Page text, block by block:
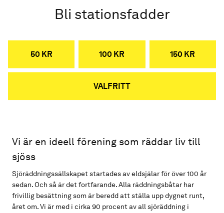
Bli stationsfadder
50 KR 100 KR 150 KR
VALFRITT
Vi är en ideell förening som räddar liv till
sjöss
Sjöräddningssällskapet startades av eldsjälar för över 100 år
sedan. Och så är det fortfarande. Alla räddningsbåtar har
frivillig besättning som är beredd att ställa upp dygnet runt,
året om. Vi är med i cirka 90 procent av all sjöräddning i